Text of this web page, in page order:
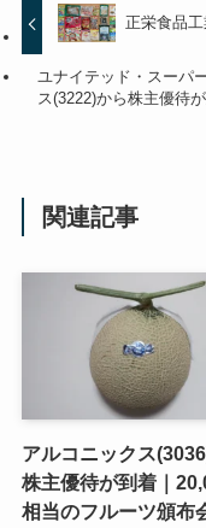
正栄食品
ユナイテッド・スーパ
ス(3222)から株主優待
関連記事
アルコニックス
株主優待が到着｜
相当のフルーツ頒布